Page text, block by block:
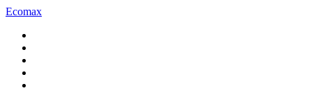
Ecomax